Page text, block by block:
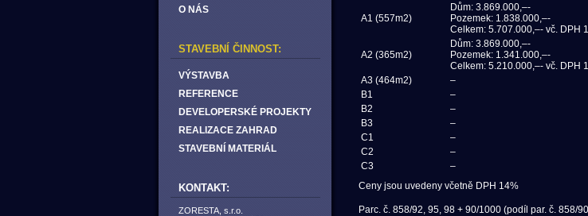
O NÁS
STAVEBNÍ ČINNOST:
VÝSTAVBA
REFERENCE
DEVELOPERSKÉ PROJEKTY
REALIZACE ZAHRAD
STAVEBNÍ MATERIÁL
KONTAKT:
ZORESTA, s.r.o.
A1 (557m2)
Dům: 3.869.000,–-
Pozemek: 1.838.000,–-
Celkem: 5.707.000,–- vč. DPH
A2 (365m2)
Dům: 3.869.000,–-
Pozemek: 1.341.000,–-
Celkem: 5.210.000,–- vč. DPH
A3 (464m2)
–
B1
–
B2
–
B3
–
C1
–
C2
–
C3
–
Ceny jsou uvedeny včetně DPH 14%
Parc. č. 858/92, 95, 98 + 90/1000 (podíl par. č. 858/